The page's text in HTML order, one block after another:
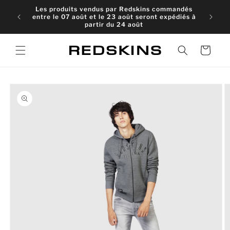
passer
au
Les produits vendus par Redskins commandés
entre le 07 août et le 23 août seront expédiés à
partir du 24 août
Panier
informations
produits